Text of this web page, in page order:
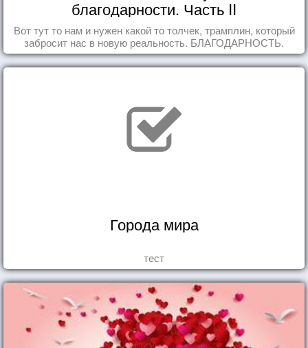
благодарности. Часть II
Вот тут то нам и нужен какой то толчек, трамплин, который
забросит нас в новую реальность. БЛАГОДАРНОСТЬ.
Города мира
тест